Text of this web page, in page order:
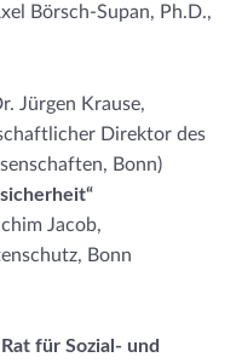
Börsch-Supan, Ph.D.,
Jürgen Krause,
Direktor des
Bonn)
Jacob,
Bonn
für Sozial- und